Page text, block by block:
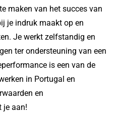
maken van het succes van
je indruk maakt op en
Je werkt zelfstandig en
ter ondersteuning van een
is een van de
in Portugal en
en
je aan!